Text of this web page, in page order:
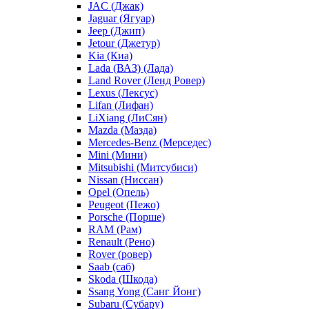
JAC (Джак)
Jaguar (Ягуар)
Jeep (Джип)
Jetour (Джетур)
Kia (Киа)
Lada (ВАЗ) (Лада)
Land Rover (Ленд Ровер)
Lexus (Лексус)
Lifan (Лифан)
LiXiang (ЛиСян)
Mazda (Мазда)
Mercedes-Benz (Мерседес)
Mini (Мини)
Mitsubishi (Митсубиси)
Nissan (Ниссан)
Opel (Опель)
Peugeot (Пежо)
Porsche (Порше)
RAM (Рам)
Renault (Рено)
Rover (ровер)
Saab (саб)
Skoda (Шкода)
Ssang Yong (Санг Йонг)
Subaru (Субару)